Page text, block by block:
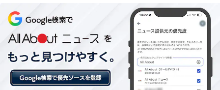
4位と5位は僅差でしたが、4位の「社風がわかる」で
は、「会社によってカラーが違うので、社員の雰囲気や
社員同士の何気ないやりとりが参考になった（男性、26
歳のときに参加）」「どんな雰囲気の人と一緒に働くこ
とになるのかイメージしやすかった（女性、30歳のとき
に参加）」など、採用担当者などその企業の社員が参加